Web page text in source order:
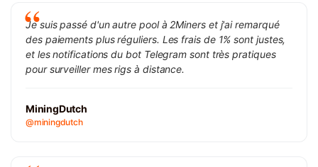
Je suis passé d'un autre pool à 2Miners et j'ai remarqué
des paiements plus réguliers. Les frais de 1% sont justes,
et les notifications du bot Telegram sont très pratiques
pour surveiller mes rigs à distance.
MiningDutch
@miningdutch